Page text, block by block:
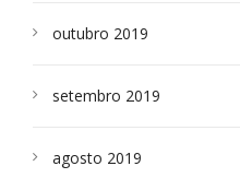
outubro 2019
setembro 2019
agosto 2019